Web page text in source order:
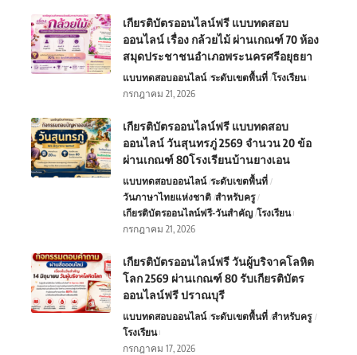
เกียรติบัตรออนไลน์ฟรี แบบทดสอบ
ออนไลน์ เรื่อง กล้วยไม้ ผ่านเกณฑ์ 70 ห้อง
สมุดประชาชนอำเภอพระนครศรีอยุธยา
แบบทดสอบออนไลน์ ระดับเขตพื้นที่ โรงเรียน
กรกฎาคม 21, 2026
เกียรติบัตรออนไลน์ฟรี แบบทดสอบ
ออนไลน์ วันสุนทรภู่ 2569 จำนวน 20 ข้อ
ผ่านเกณฑ์ 80โรงเรียนบ้านยางเอน
แบบทดสอบออนไลน์ ระดับเขตพื้นที่
วันภาษาไทยแห่งชาติ สำหรับครู
เกียรติบัตรออนไลน์ฟรี-วันสำคัญ โรงเรียน
กรกฎาคม 21, 2026
เกียรติบัตรออนไลน์ฟรี วันผู้บริจาคโลหิต
โลก 2569 ผ่านเกณฑ์ 80 รับเกียรติบัตร
ออนไลน์ฟรี ปราณบุรี
แบบทดสอบออนไลน์ ระดับเขตพื้นที่ สำหรับครู
โรงเรียน
กรกฎาคม 17, 2026